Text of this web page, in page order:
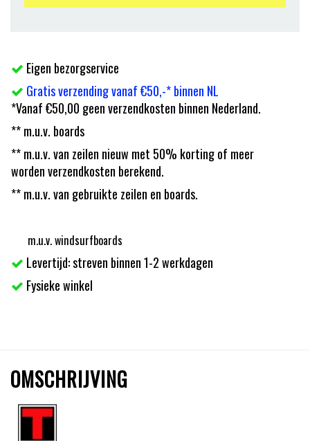
Eigen bezorgservice
Gratis verzending vanaf €50,-* binnen NL
*Vanaf €50,00 geen verzendkosten binnen Nederland.
** m.u.v. boards
** m.u.v. van zeilen nieuw met 50% korting of meer
worden verzendkosten berekend.
** m.u.v. van gebruikte zeilen en boards.
m.u.v. windsurfboards
Levertijd: streven binnen 1-2 werkdagen
Fysieke winkel
OMSCHRIJVING